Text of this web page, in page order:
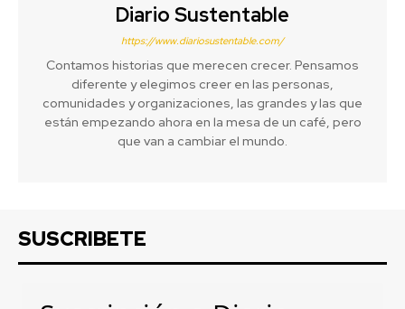
Diario Sustentable
https://www.diariosustentable.com/
Contamos historias que merecen crecer. Pensamos
diferente y elegimos creer en las personas,
comunidades y organizaciones, las grandes y las que
están empezando ahora en la mesa de un café, pero
que van a cambiar el mundo.
SUSCRIBETE